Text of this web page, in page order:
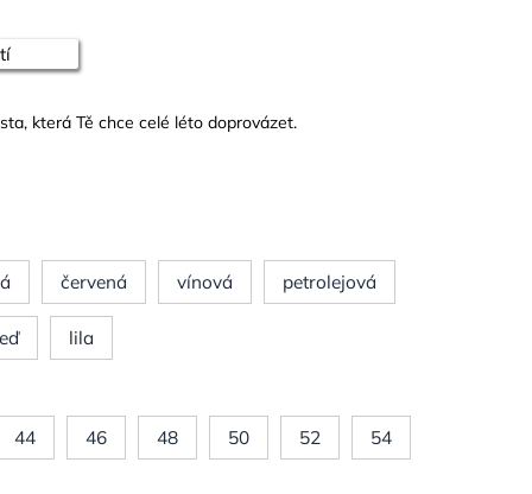
která Tě chce celé léto doprovázet.
červená vínová petrolejová
lila
44 46 48 50 52 54